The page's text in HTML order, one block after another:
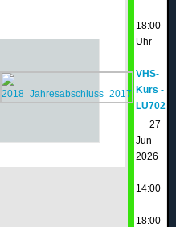
-
18:00
Uhr
VHS-
Kurs -
LU702
27
Jun
2026
14:00
-
18:00